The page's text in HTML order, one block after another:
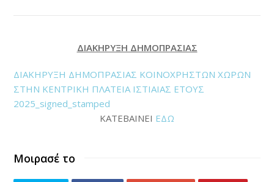
ΔΙΑΚΗΡΥΞΗ ΔΗΜΟΠΡΑΣΙΑΣ
ΔΙΑΚΗΡΥΞΗ ΔΗΜΟΠΡΑΣΙΑΣ ΚΟΙΝΟΧΡΗΣΤΩΝ ΧΩΡΩΝ
ΣΤΗΝ ΚΕΝΤΡΙΚΗ ΠΛΑΤΕΙΑ ΙΣΤΙΑΙΑΣ ΕΤΟΥΣ
2025_signed_stamped
KATEBAINEI ΕΔΩ
Μοιρασέ το